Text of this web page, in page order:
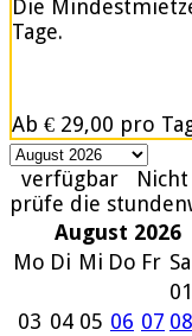
Die
Tage.
Ab € 29,00 pro
verfügbar
prüfe die
August 2026
Mo Di Mi Do Fr Sa
01
03 04 05 06 07 08